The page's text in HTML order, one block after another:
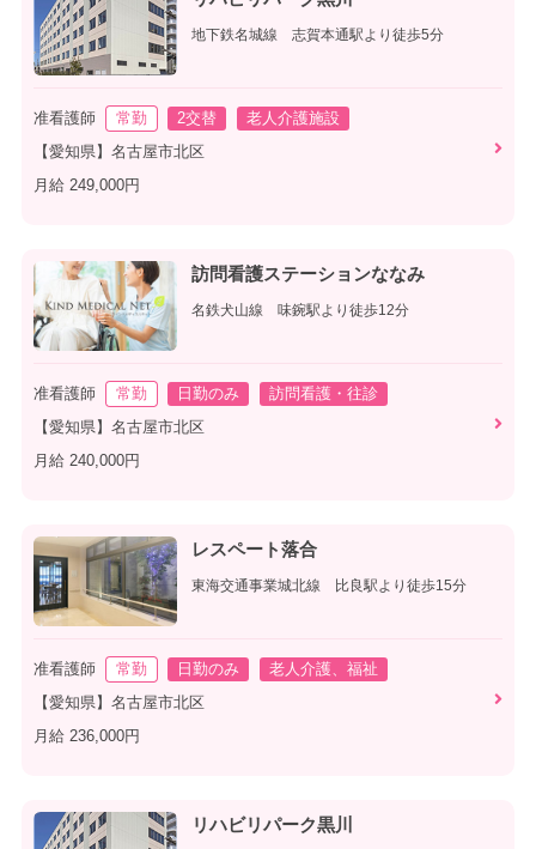
地下鉄名城線 志賀本通駅より徒歩5分
准看護師 常勤 2交替
老人介護施設
【愛知県】名古屋市北区
月給 249,000円
訪問看護ステーションななみ
名鉄犬山線 味鋺駅より徒歩12分
准看護師 常勤 日勤のみ
訪問看護・往診
【愛知県】名古屋市北区
月給 240,000円
レスペート落合
東海交通事業城北線 比良駅より徒歩15分
准看護師 常勤 日勤のみ
老人介護、福祉
【愛知県】名古屋市北区
月給 236,000円
リハビリパーク黒川